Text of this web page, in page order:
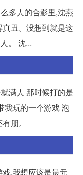
多人的合影里,沈燕
丑。没想到就是这
。 沈...
满人 那时候打的是
我玩的一个游戏 泡
朋。
戏,我想应该是最无